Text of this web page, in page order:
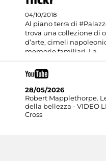
04/10/2018
Al piano terra di
trova una collezione di
d’arte, cimeli
memorie familiari. La
28/05/2026
Robert Mapplethorpe.
della bellezza - VIDEO
Cross